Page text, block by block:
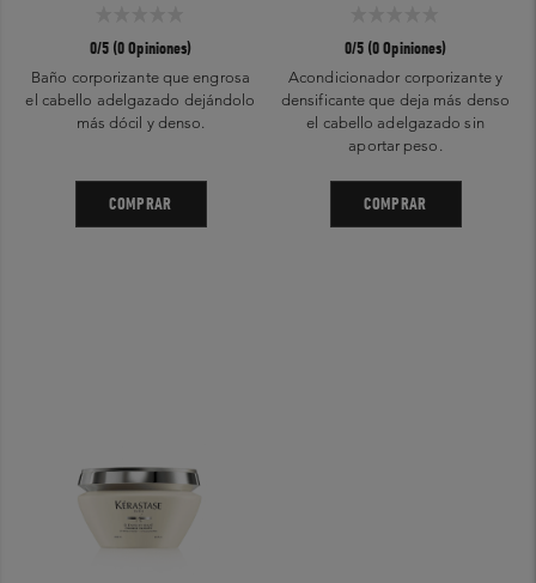
0/5 (0 Opiniones)
Baño corporizante que engrosa
el cabello adelgazado dejándolo
más dócil y denso.
COMPRAR
0/5 (0 Opiniones)
Acondicionador corporizante y
densificante que deja más denso
el cabello adelgazado sin
aportar peso.
COMPRAR